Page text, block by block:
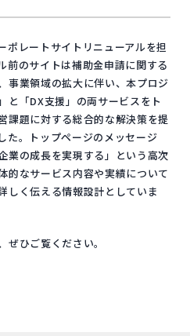
ポレートサイトリニューアルを担
前のサイトは補助金申請に関する
事業領域の拡大に伴い、本プロジ
と「DX支援」の両サービスをト
課題に対する総合的な解決策を提
た。トップページのメッセージ
業の成長を実現する」という高次
的なサービス内容や実績について
しく伝える情報設計としていま
ぜひご覧ください。